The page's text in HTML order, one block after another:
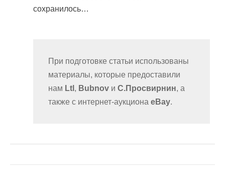
сохранилось…
При подготовке статьи использованы
материалы, которые предоставили
нам Ltl , Bubnov и С.Просвирнин, а
также с интернет-аукциона eBay.